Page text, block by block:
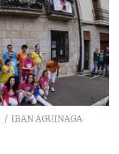
IBAN AGUINAGA